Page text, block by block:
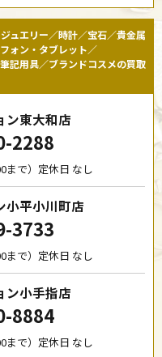
ュエリー／時計／宝石／貴金属
ォン・タブレット／
記用具／ブランドコスメの買取
ン東大和店
2288
まで）定休日 なし
小平小川町店
3733
まで）定休日 なし
ン小手指店
8884
まで）定休日 なし